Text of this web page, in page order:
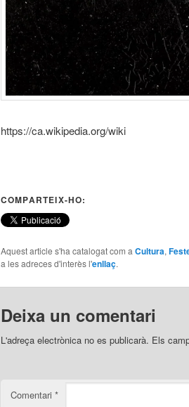
https://ca.wikipedia.org/wiki
COMPARTEIX-HO:
Aquest article s'ha catalogat com a Cultura,
a les adreces d'interès l'enllaç.
Deixa un comentari
L'adreça electrònica no es publicarà. Els
Comentari *